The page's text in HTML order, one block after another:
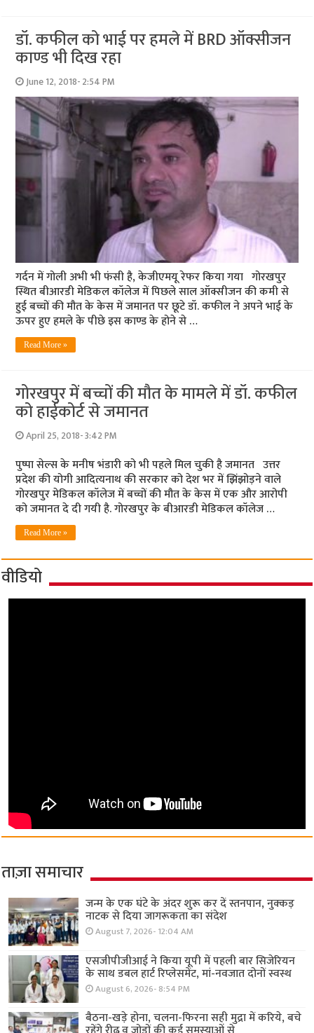
डॉ. कफील को भाई पर हमले में BRD ऑक्सीजन
काण्ड भी दिख रहा
June 12, 2018- 2:54 PM
गर्दन में गोली अभी भी फंसी है, केजीएमयू रेफर किया गया गोरखपुर
स्थित बीआरडी मेडिकल कॉलेज में पिछले साल ऑक्सीजन की कमी से
हुई बच्चों की मौत के केस में जमानत पर छूटे डॉ. कफील ने अपने भाई के
ऊपर हुए हमले के पीछे इस काण्ड के होने से …
Read More »
गोरखपुर में बच्चों की मौत के मामले में डॉ. कफील
को हाईकोर्ट से जमानत
April 25, 2018- 3:42 PM
पुष्पा सेल्स के मनीष भंडारी को भी पहले मिल चुकी है जमानत उत्तर
प्रदेश की योगी आदित्यनाथ की सरकार को देश भर में झिंझोड़ने वाले
गोरखपुर मेडिकल कॉलेज में बच्चों की मौत के केस में एक और आरोपी
को जमानत दे दी गयी है. गोरखपुर के बीआरडी मेडिकल कॉलेज …
Read More »
वीडियो
ताज़ा समाचार
जन्म के एक घंटे के अंदर शुरू कर दें स्तनपान, नुक्कड़
नाटक से दिया जागरूकता का संदेश
August 7, 2026- 12:04 AM
एसजीपीजीआई ने किया यूपी में पहली बार सिजेरियन
के साथ डबल हार्ट रिप्लेसमेंट, मां-नवजात दोनों स्वस्थ
August 6, 2026- 8:54 PM
बैठना-खड़े होना, चलना-फिरना सही मुद्रा में करिये, बचे